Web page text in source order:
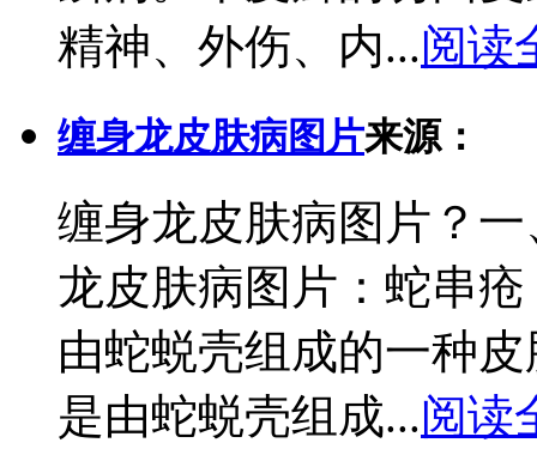
精神、外伤、内...阅读
缠身龙皮肤病图片来源：
缠身龙皮肤病图片？
龙皮肤病图片：蛇串
由蛇蜕壳组成的一种
是由蛇蜕壳组成...阅读